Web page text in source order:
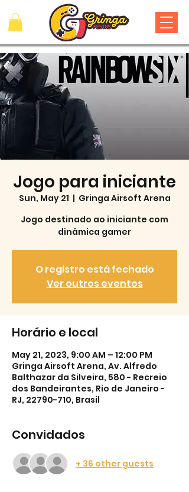
Jogo para iniciante
Sun, May 21
  |
Gringa Airsoft Arena
Jogo destinado ao iniciante com
dinâmica gamer
O registro está fechado
Ver outros eventos
Horário e local
May 21, 2023, 9:00 AM – 12:00 PM
Gringa Airsoft Arena, Av. Alfredo
Balthazar da Silveira, 580 - Recreio
dos Bandeirantes, Rio de Janeiro -
RJ, 22790-710, Brasil
Convidados
+ 36 other guests